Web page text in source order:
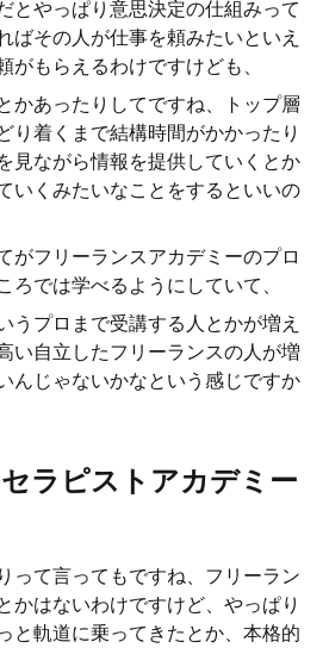
とやっぱり意思決定の仕組みって
ばその人が仕事を頼みたいといえ
がもらえるわけですけども、
かあったりしてですね、トップ層
り着くまで結構時間がかかったり
見ながら情報を提供していくとか
いくみたいなことをするといいの
がフリーランスアカデミーのプロ
ろでは学べるようにしていて、
うプロまで受講する人とかが増え
い自立したフリーランスの人が増
んじゃないかなという感じですか
ラピストアカデミー
って言ってもですね、フリーラン
かはないわけですけど、やっぱり
と軌道に乗ってきたとか、本格的